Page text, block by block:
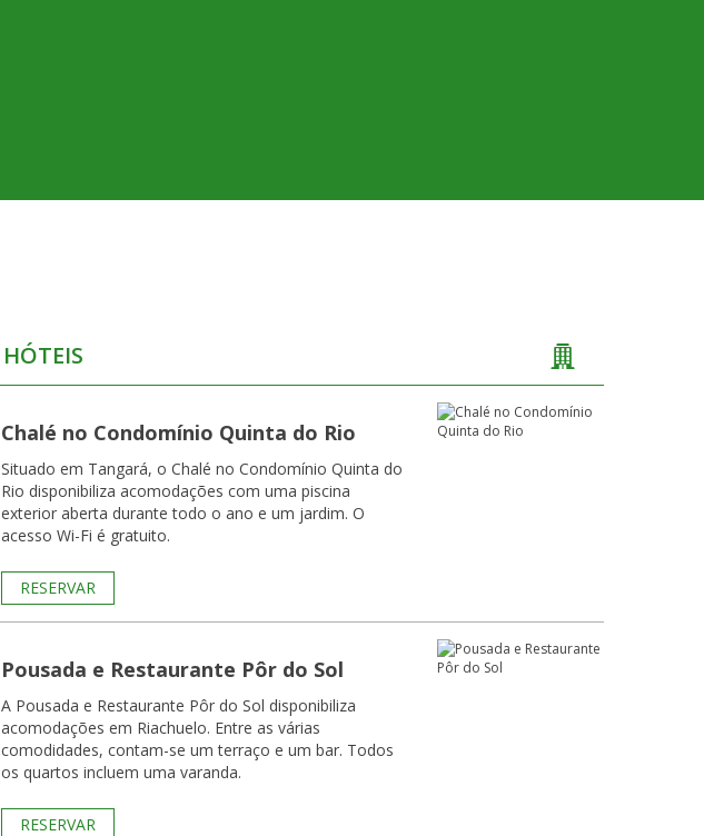
HÓTEIS
Chalé no Condomínio Quinta do Rio
Situado em Tangará, o Chalé no Condomínio Quinta do
Rio disponibiliza acomodações com uma piscina
exterior aberta durante todo o ano e um jardim. O
acesso Wi-Fi é gratuito.
RESERVAR
Pousada e Restaurante Pôr do Sol
A Pousada e Restaurante Pôr do Sol disponibiliza
acomodações em Riachuelo. Entre as várias
comodidades, contam-se um terraço e um bar. Todos
os quartos incluem uma varanda.
RESERVAR